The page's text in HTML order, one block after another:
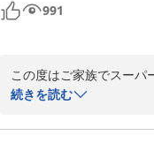
宮城の夏も本格的な暑さ
スーパーホテル仙台・
天然温泉 弦月の湯 スー
991
この度はご家族でスーパ
き、誠にありがとうござ
2段ベッドのお部屋がお
続きを読む